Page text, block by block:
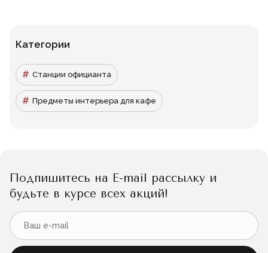
Категории
Станции официанта
Предметы интерьера для кафе
Подпишитесь на E-mail рассылку и
будьте в курсе всех акций!